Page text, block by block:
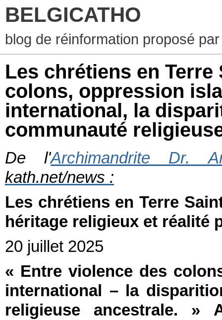
BELGICATHO
blog de réinformation proposé
Les chrétiens en
colons, oppression
international, la
communauté
De l'Archimandrite Dr.
kath.net/news :
Les chrétiens en Terre
héritage religieux et réalité
20 juillet 2025
« Entre violence des
international – la
religieuse ancestrale. »